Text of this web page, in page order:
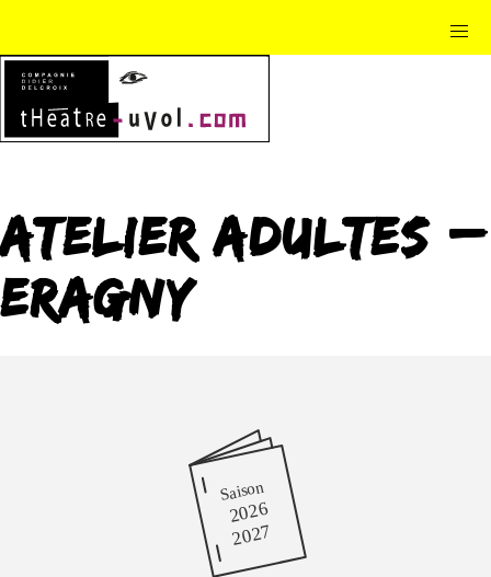
Atelier Adultes –
Eragny
Saison
2026
2027